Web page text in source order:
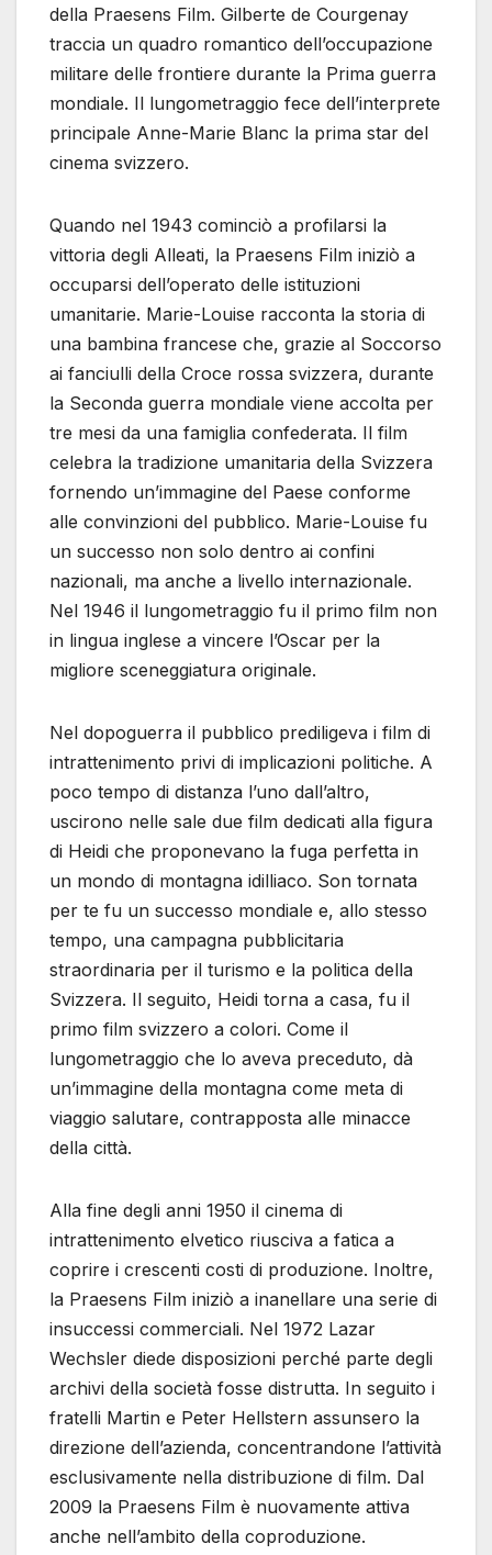
della Praesens Film. Gilberte de Courgenay
traccia un quadro romantico dell’occupazione
militare delle frontiere durante la Prima guerra
mondiale. Il lungometraggio fece dell’interprete
principale Anne-Marie Blanc la prima star del
cinema svizzero.
Quando nel 1943 cominciò a profilarsi la
vittoria degli Alleati, la Praesens Film iniziò a
occuparsi dell’operato delle istituzioni
umanitarie. Marie-Louise racconta la storia di
una bambina francese che, grazie al Soccorso
ai fanciulli della Croce rossa svizzera, durante
la Seconda guerra mondiale viene accolta per
tre mesi da una famiglia confederata. Il film
celebra la tradizione umanitaria della Svizzera
fornendo un’immagine del Paese conforme
alle convinzioni del pubblico. Marie-Louise fu
un successo non solo dentro ai confini
nazionali, ma anche a livello internazionale.
Nel 1946 il lungometraggio fu il primo film non
in lingua inglese a vincere l’Oscar per la
migliore sceneggiatura originale.
Nel dopoguerra il pubblico prediligeva i film di
intrattenimento privi di implicazioni politiche. A
poco tempo di distanza l’uno dall’altro,
uscirono nelle sale due film dedicati alla figura
di Heidi che proponevano la fuga perfetta in
un mondo di montagna idilliaco. Son tornata
per te fu un successo mondiale e, allo stesso
tempo, una campagna pubblicitaria
straordinaria per il turismo e la politica della
Svizzera. Il seguito, Heidi torna a casa, fu il
primo film svizzero a colori. Come il
lungometraggio che lo aveva preceduto, dà
un’immagine della montagna come meta di
viaggio salutare, contrapposta alle minacce
della città.
Alla fine degli anni 1950 il cinema di
intrattenimento elvetico riusciva a fatica a
coprire i crescenti costi di produzione. Inoltre,
la Praesens Film iniziò a inanellare una serie di
insuccessi commerciali. Nel 1972 Lazar
Wechsler diede disposizioni perché parte degli
archivi della società fosse distrutta. In seguito i
fratelli Martin e Peter Hellstern assunsero la
direzione dell’azienda, concentrandone l’attività
esclusivamente nella distribuzione di film. Dal
2009 la Praesens Film è nuovamente attiva
anche nell’ambito della coproduzione.